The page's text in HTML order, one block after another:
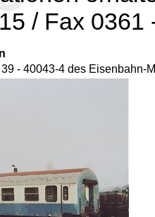
/ Fax 0361
- 40043-4 des Eisenbahn-